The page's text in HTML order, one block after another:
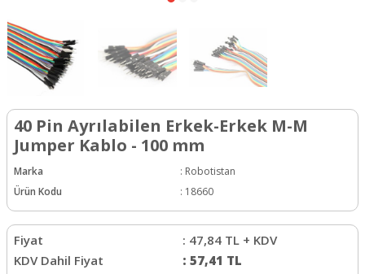
40 Pin Ayrılabilen Erkek-Erkek M-M
Jumper Kablo - 100 mm
Marka : Robotistan
Ürün Kodu
: 18660
Fiyat : 47,84 TL + KDV
KDV Dahil Fiyat
: 57,41 TL